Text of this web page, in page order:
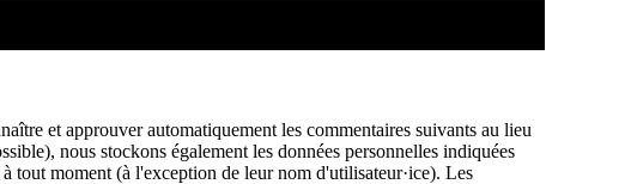
et approuver automatiquement les commentaires suivants au lieu
nous stockons également les données personnelles indiquées
tout moment (à l'exception de leur nom d'utilisateur·ice). Les